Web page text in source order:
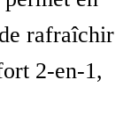
rafraîchir
2-en-1,